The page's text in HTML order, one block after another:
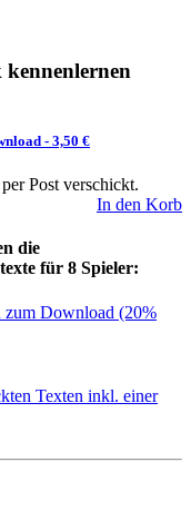
kennenlernen
- 3,50 €
Post verschickt.
In den Korb
die
für 8 Spieler:
zum Download (20%
Texten inkl. einer